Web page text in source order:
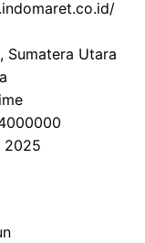
Sumatera Utara
2025